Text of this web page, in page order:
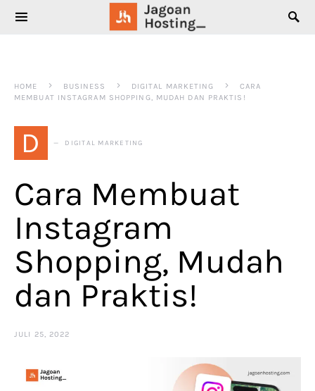
SEARCH FOR:
HOME BUSINESS DIGITAL MARKETING
CARA
MEMBUAT INSTAGRAM SHOPPING, MUDAH DAN PRAKTIS!
D DIGITAL MARKETING
Cara Membuat
Instagram
Shopping, Mudah
dan Praktis!
JULI 25, 2022